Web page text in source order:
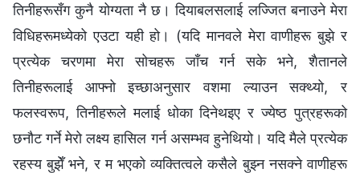
तिनीहरूसँग कुनै योग्यता नै छ। दियाबलसलाई लज्जित बनाउने मेरा
विधिहरूमध्येको एउटा यही हो। (यदि मानवले मेरा वाणीहरू बुझे र
प्रत्येक चरणमा मेरा सोचहरू जाँच गर्न सके भने, शैतानले
तिनीहरूलाई आफ्नो इच्छाअनुसार वशमा ल्याउन सक्थ्यो, र
फलस्वरूप, तिनीहरूले मलाई धोका दिनेथइए र ज्येष्ठ पुत्रहरूको
छनौट गर्ने मेरो लक्ष्य हासिल गर्न असम्भव हुनेथियो। यदि मैले प्रत्येक
रहस्य बुझेँ भने, र म भएको व्यक्तित्वले कसैले बुझ्न नसक्ने वाणीहरू